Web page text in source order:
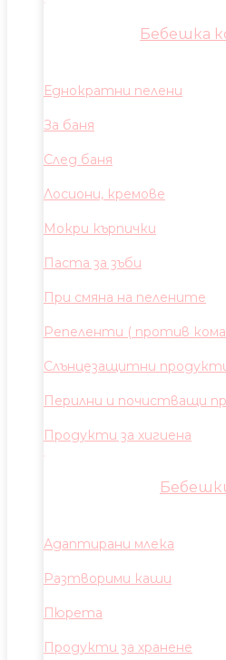
Бебешка
Еднократни пелени
За баня
След баня
Лосиони, кремове
Мокри кърпички
Паста за зъби
При смяна на пелените
Репеленти ( против
Слънцезащитни
Перилни и почистващи
Продукти за хигиена
Адаптирани млека
Разтворими каши
Пюрета
Продукти за хранене